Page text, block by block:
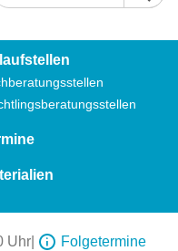
Uhr Folgetermine